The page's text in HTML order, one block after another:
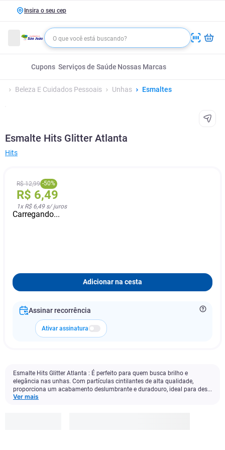
Insira o seu cep
Cupons Serviços de Saúde Nossas Marcas
Beleza E Cuidados Pessoais Unhas Esmaltes
Esmalte Hits Glitter Atlanta
Hits
R$ 12,99 -50%
R$ 6,49
1x R$ 6,49s/ juros
Carregando...
Adicionar na cesta
Assinar recorrência
Ativar assinatura
Esmalte Hits Glitter Atlanta : É perfeito para quem busca brilho e
elegância nas unhas. Com partículas cintilantes de alta qualidade,
proporciona um acabamento deslumbrante e duradouro, ideal para des...
Ver mais